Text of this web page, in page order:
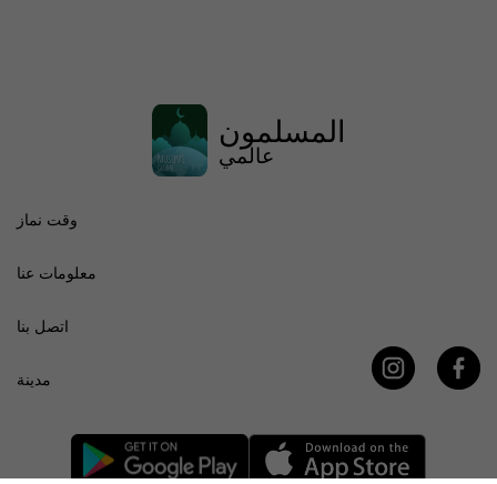
المسلمون
عالمي
وقت نماز
معلومات عنا
اتصل بنا
مدينة